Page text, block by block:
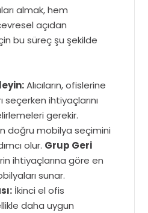
almak, hem
açıdan
bu süreç şu şekilde
Alıcıların, ofislerine
seçerken ihtiyaçlarını
gerekir.
doğru mobilya seçimini
olur. Grup Geri
ihtiyaçlarına göre en
sunar.
İkinci el ofis
daha uygun